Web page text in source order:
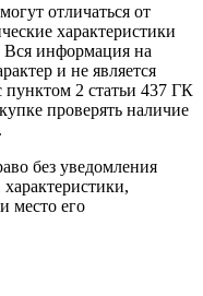
отличаться от
характеристики
Вся информация на
и не является
пунктом 2 статьи 437 ГК
проверять наличие
без уведомления
место его